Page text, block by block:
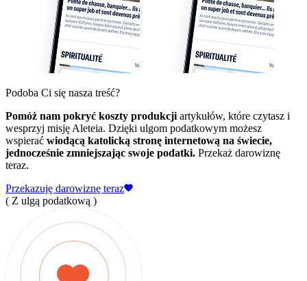
Podoba Ci się nasza treść?
Pomóż nam pokryć koszty produkcji artykułów, które czytasz i
wesprzyj misję Aleteia. Dzięki ulgom podatkowym możesz
wspierać wiodącą katolicką stronę internetową na świecie,
jednocześnie zmniejszając swoje podatki. Przekaż darowiznę
teraz.
Przekazuję darowiznę teraz
( Z ulgą podatkową )